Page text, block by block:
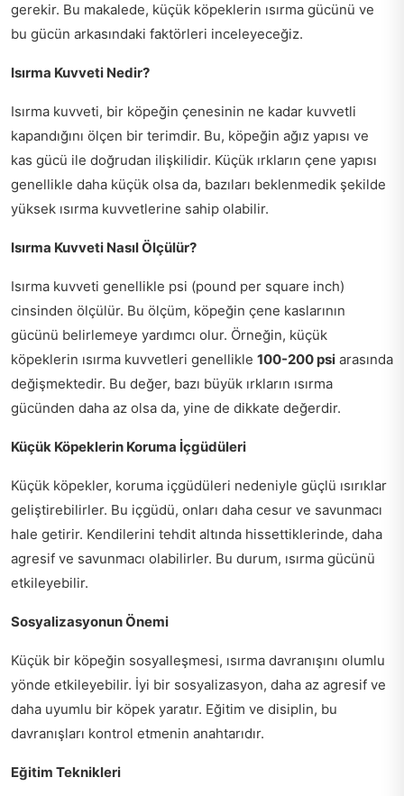
gerekir. Bu makalede, küçük köpeklerin ısırma gücünü ve
bu gücün arkasındaki faktörleri inceleyeceğiz.
Isırma Kuvveti Nedir?
Isırma kuvveti, bir köpeğin çenesinin ne kadar kuvvetli
kapandığını ölçen bir terimdir. Bu, köpeğin ağız yapısı ve
kas gücü ile doğrudan ilişkilidir. Küçük ırkların çene yapısı
genellikle daha küçük olsa da, bazıları beklenmedik şekilde
yüksek ısırma kuvvetlerine sahip olabilir.
Isırma Kuvveti Nasıl Ölçülür?
Isırma kuvveti genellikle psi (pound per square inch)
cinsinden ölçülür. Bu ölçüm, köpeğin çene kaslarının
gücünü belirlemeye yardımcı olur. Örneğin, küçük
köpeklerin ısırma kuvvetleri genellikle 100-200 psi arasında
değişmektedir. Bu değer, bazı büyük ırkların ısırma
gücünden daha az olsa da, yine de dikkate değerdir.
Küçük Köpeklerin Koruma İçgüdüleri
Küçük köpekler, koruma içgüdüleri nedeniyle güçlü ısırıklar
geliştirebilirler. Bu içgüdü, onları daha cesur ve savunmacı
hale getirir. Kendilerini tehdit altında hissettiklerinde, daha
agresif ve savunmacı olabilirler. Bu durum, ısırma gücünü
etkileyebilir.
Sosyalizasyonun Önemi
Küçük bir köpeğin sosyalleşmesi, ısırma davranışını olumlu
yönde etkileyebilir. İyi bir sosyalizasyon, daha az agresif ve
daha uyumlu bir köpek yaratır. Eğitim ve disiplin, bu
davranışları kontrol etmenin anahtarıdır.
Eğitim Teknikleri